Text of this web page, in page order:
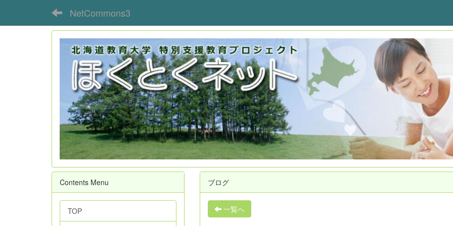
NetCommons3
ブログ
一覧へ
Contents Menu
TOP